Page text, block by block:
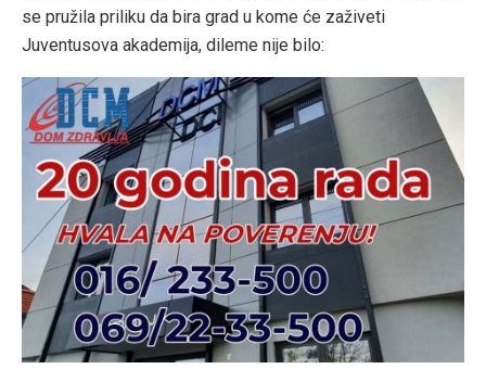
se pružila priliku da bira grad u kome će zaživeti
Juventusova akademija, dileme nije bilo: